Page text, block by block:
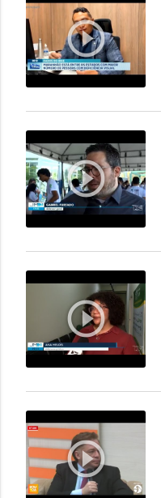
play_circle_outline
play_circle_outline
play_circle_outline
play_circle_outline